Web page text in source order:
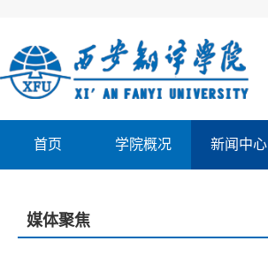
首页 学院概况 新闻中心
媒体聚焦